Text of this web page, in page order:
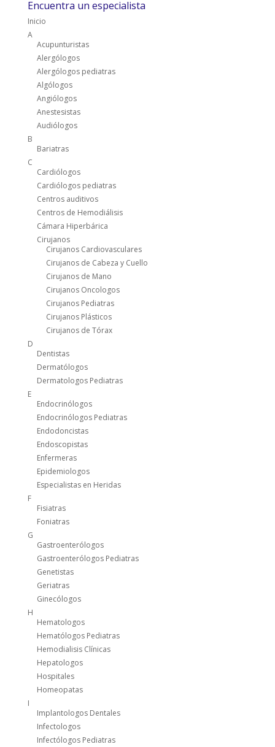
Encuentra un especialista
Inicio
A
Acupunturistas
Alergólogos
Alergólogos pediatras
Algólogos
Angiólogos
Anestesistas
Audiólogos
B
Bariatras
C
Cardiólogos
Cardiólogos pediatras
Centros auditivos
Centros de Hemodiálisis
Cámara Hiperbárica
Cirujanos
Cirujanos Cardiovasculares
Cirujanos de Cabeza y Cuello
Cirujanos de Mano
Cirujanos Oncologos
Cirujanos Pediatras
Cirujanos Plásticos
Cirujanos de Tórax
D
Dentistas
Dermatólogos
Dermatologos Pediatras
E
Endocrinólogos
Endocrinólogos Pediatras
Endodoncistas
Endoscopistas
Enfermeras
Epidemiologos
Especialistas en Heridas
F
Fisiatras
Foniatras
G
Gastroenterólogos
Gastroenterólogos Pediatras
Genetistas
Geriatras
Ginecólogos
H
Hematologos
Hematólogos Pediatras
Hemodialisis Clínicas
Hepatologos
Hospitales
Homeopatas
I
Implantologos Dentales
Infectologos
Infectólogos Pediatras